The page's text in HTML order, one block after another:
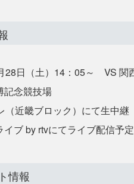
28日（土）14：05～ VS 関
記念競技場
（近畿ブロック）にて生中
イブ by rtvにてライブ配信
情報